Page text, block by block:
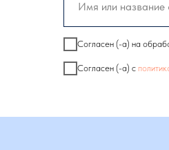
Согласен (-а) на
Согласен (-а) с